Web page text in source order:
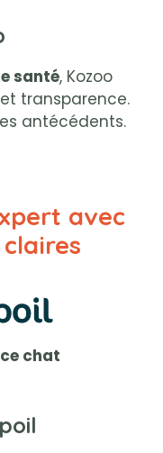
santé, Kozoo
transparence.
antécédents.
avec
chat